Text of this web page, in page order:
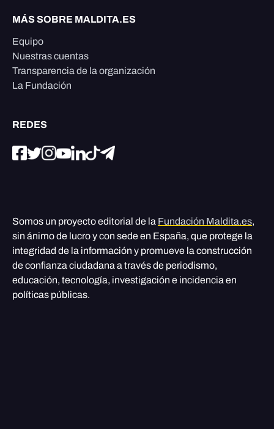
MÁS SOBRE MALDITA.ES
Equipo
Nuestras cuentas
Transparencia de la organización
La Fundación
REDES
Somos un proyecto editorial de la Fundación Maldita.es,
sin ánimo de lucro y con sede en España, que protege la
integridad de la información y promueve la construcción
de confianza ciudadana a través de periodismo,
educación, tecnología, investigación e incidencia en
políticas públicas.